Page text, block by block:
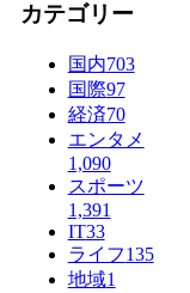
カテゴリー
国内703
国際97
経済70
エンタメ
1,090
スポーツ
1,391
IT33
ライフ135
地域1